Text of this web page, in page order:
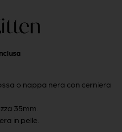
o nappa nera con cerniera
35mm.
in pelle.